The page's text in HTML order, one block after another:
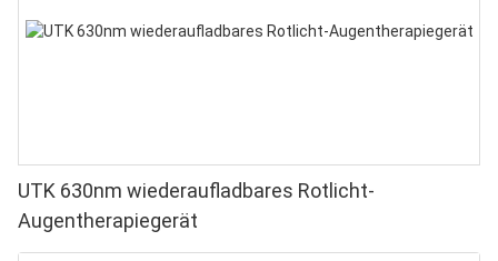
UTK 630nm wiederaufladbares Rotlicht-
Augentherapiegerät